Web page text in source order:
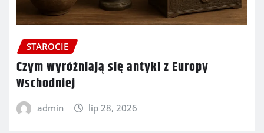
STAROCIE
Czym wyróżniają się antyki z Europy
Wschodniej
admin lip 28, 2026